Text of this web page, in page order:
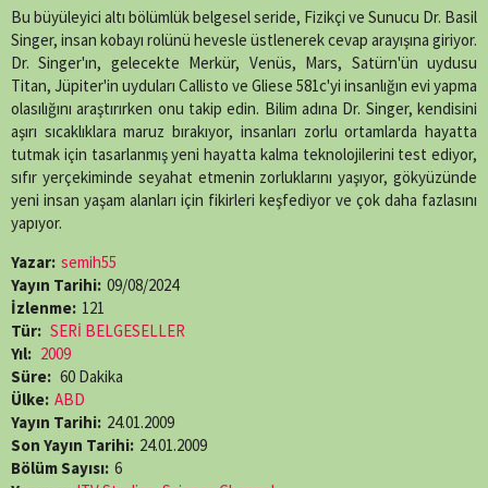
X
(Twitter)
FacebookWhatsAppTelegram
SMS Email LinkedInPinterest
Bu büyüleyici altı bölümlük belgesel seride, Fizikçi ve Sunucu Dr. Basil
Singer, insan kobayı rolünü hevesle üstlenerek cevap arayışına giriyor.
Dr. Singer'ın, gelecekte Merkür, Venüs, Mars, Satürn'ün uydusu
Titan, Jüpiter'in uyduları Callisto ve Gliese 581c'yi insanlığın evi yapma
olasılığını araştırırken onu takip edin. Bilim adına Dr. Singer, kendisini
aşırı sıcaklıklara maruz bırakıyor, insanları zorlu ortamlarda hayatta
tutmak için tasarlanmış yeni hayatta kalma teknolojilerini test ediyor,
sıfır yerçekiminde seyahat etmenin zorluklarını yaşıyor, gökyüzünde
yeni insan yaşam alanları için fikirleri keşfediyor ve çok daha fazlasını
yapıyor.
Yazar: semih55
Yayın Tarihi: 09/08/2024
İzlenme: 121
Tür: SERİ BELGESELLER
Yıl: 2009
Süre: 60 Dakika
Ülke: ABD
Yayın Tarihi: 24.01.2009
Son Yayın Tarihi: 24.01.2009
Bölüm Sayısı: 6